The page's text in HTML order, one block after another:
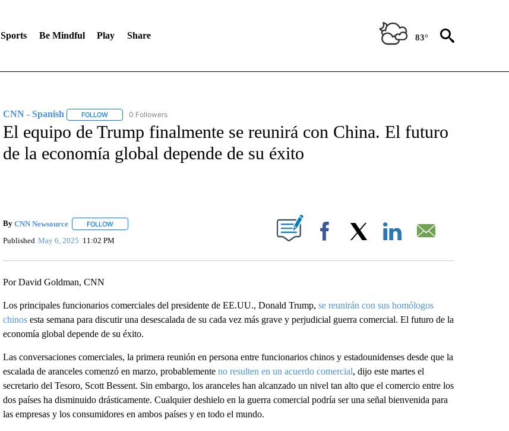
Sports Be Mindful Play Share 83°
CNN - Spanish FOLLOWFOLLOW "CNN - SPANISH" TO RECEIVE NOTIFICATIONS ABOUT NEW PAGES ON "CNN - SPANISH".
0 Followers
El equipo de Trump finalmente se reunirá con China. El futuro
de la economía global depende de su éxito
By CNN Newsource FOLLOWFOLLOW "" TO RECEIVE NOTIFICATIONS ABOUT NEW PAGES ON "".
Published May 6, 2025 11:02 PM Facebook
Por David Goldman, CNN
Los principales funcionarios comerciales del presidente de EE.UU., Donald Trump, se reunirán con sus homólogos
chinosesta semana para discutir una desescalada de su cada vez más grave y perjudicial guerra comercial. El futuro de la
economía global depende de su éxito.
Las conversaciones comerciales, la primera reunión en persona entre funcionarios chinos y estadounidenses desde que la
escalada de aranceles comenzó en marzo, probablemente no resulten en un acuerdo comercial, dijo este martes el
secretario del Tesoro, Scott Bessent. Sin embargo, los aranceles han alcanzado un nivel tan alto que el comercio entre los
dos países ha disminuido drásticamente. Cualquier deshielo en la guerra comercial podría ser una señal bienvenida para
las empresas y los consumidores en ambos países y en todo el mundo.